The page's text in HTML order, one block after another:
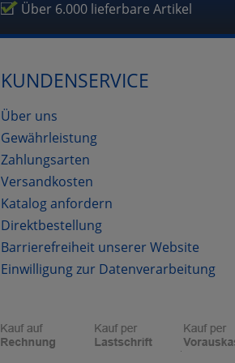
Über 6.000 lieferbare Artikel
KUNDENSERVICE
Über uns
Gewährleistung
Zahlungsarten
Versandkosten
Katalog anfordern
Direktbestellung
Barrierefreiheit unserer Website
Einwilligung zur Datenverarbeitung